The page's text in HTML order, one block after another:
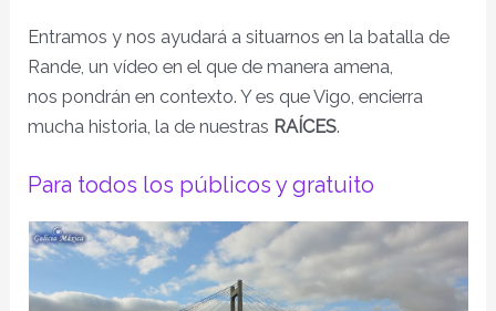
Entramos y nos ayudará a situarnos en la batalla de
Rande, un vídeo en el que de manera amena,
nos pondrán en contexto. Y es que Vigo, encierra
mucha historia, la de nuestras RAÍCES.
Para todos los públicos y gratuito